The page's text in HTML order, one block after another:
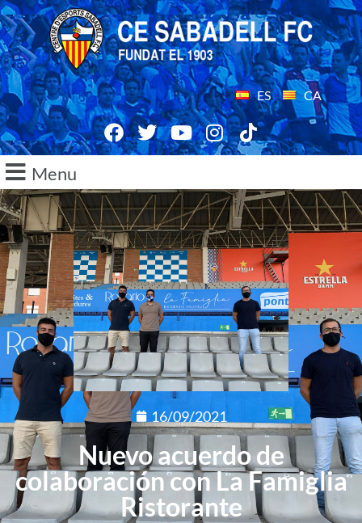
ES CA
Menu
16/09/2021
Nuevo acuerdo de
colaboración con La Famiglia
Ristorante